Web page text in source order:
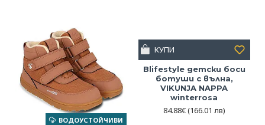
свобода и естествено развитие. Изберете боси обувки, които
подкрепят, а не ограничават.
ВОДОУСТОЙЧИВИ
Blifestyle детски боси
ботуши с вълна,
VIKUNJA NAPPA
winterrosa
84.88€(166.01 лв)
КУПИ